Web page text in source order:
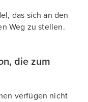
das sich an den
Weg zu stellen.
die zum
verfügen nicht